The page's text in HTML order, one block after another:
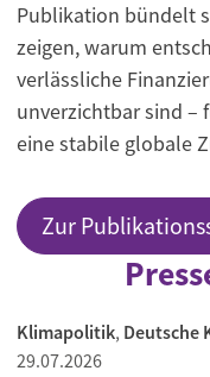
Publikation bündelt
zeigen, warum
verlässliche
unverzichtbar sind –
eine stabile globale
Zur
Klimapolitik, Deutsche
29.07.2026